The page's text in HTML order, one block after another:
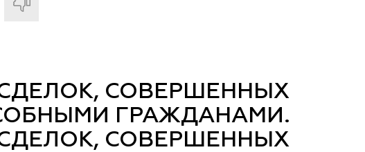
СОВЕРШЕННЫХ
ГРАЖДАНАМИ.
СОВЕРШЕННЫХ